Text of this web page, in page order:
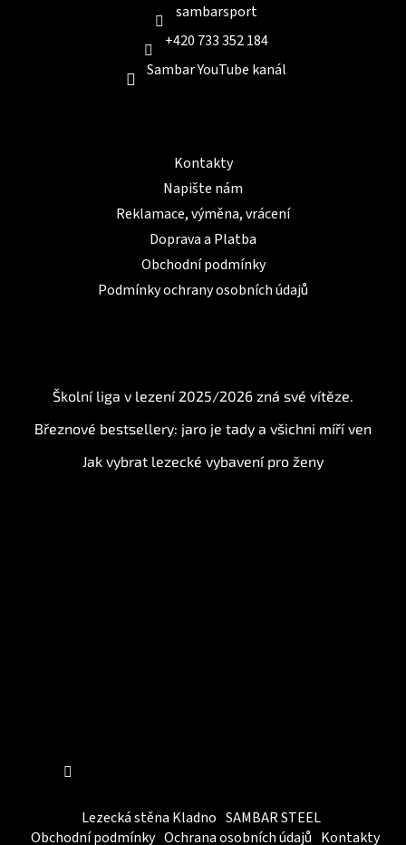
sambarsport
+420 733 352 184
Sambar YouTube kanál
Kontakty
Napište nám
Reklamace, výměna, vrácení
Doprava a Platba
Obchodní podmínky
Podmínky ochrany osobních údajů
Školní liga v lezení 2025/2026 zná své vítěze.
Březnové bestsellery: jaro je tady a všichni míří ven
Jak vybrat lezecké vybavení pro ženy
Lezecká stěna Kladno SAMBAR STEEL
Obchodní podmínky Ochrana osobních údajů Kontakty